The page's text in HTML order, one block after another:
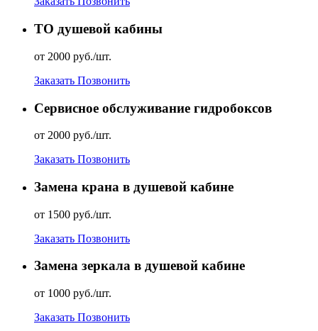
ТО душевой кабины
от 2000 руб./шт.
Заказать Позвонить
Сервисное обслуживание гидробоксов
от 2000 руб./шт.
Заказать Позвонить
Замена крана в душевой кабине
от 1500 руб./шт.
Заказать Позвонить
Замена зеркала в душевой кабине
от 1000 руб./шт.
Заказать Позвонить